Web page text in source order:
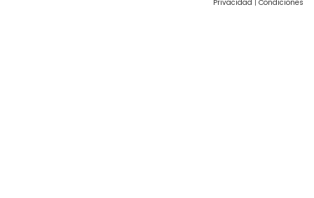
Privacidad | Condiciones